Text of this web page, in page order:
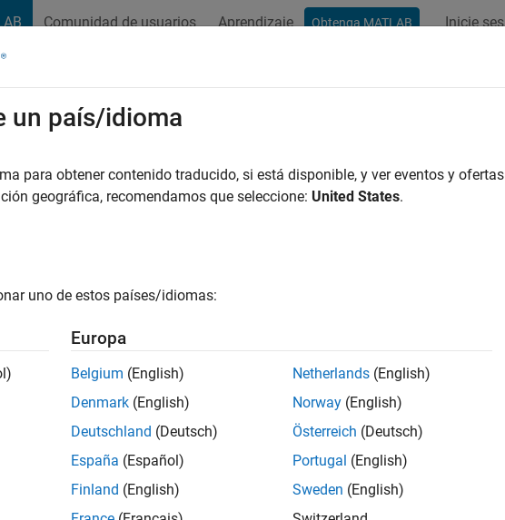
Comunidad de usuarios Aprendizaje Obtenga MATLAB Inicie
Ordenar por
un país/idioma
para obtener contenido traducido, si está disponible, y ver eventos y
geográfica, recomendamos que seleccione: United States.
uno de estos países/idiomas:
Europa
Belgium (English)
Denmark (English)
Deutschland (Deutsch)
España (Español)
Finland (English)
Netherlands (English)
Norway (English)
Österreich (Deutsch)
Portugal (English)
Sweden (English)